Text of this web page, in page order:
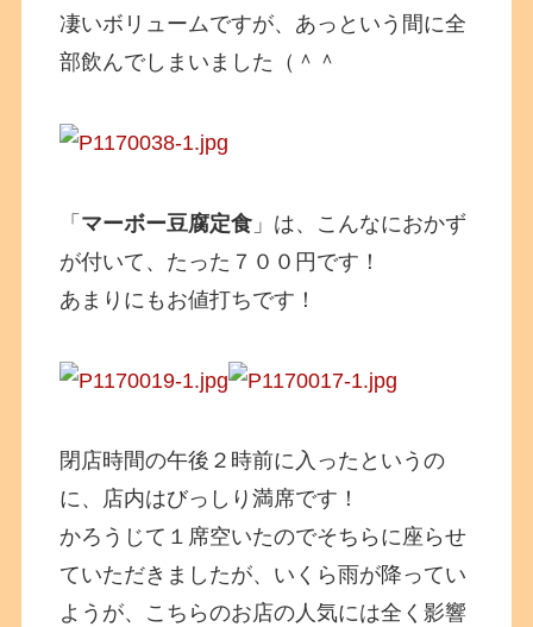
凄いボリュームですが、あっという間に全
部飲んでしまいました（＾＾
「 マーボー豆腐定食 」は、こんなにおかず
が付いて、たった７００円です！
あまりにもお値打ちです！
閉店時間の午後２時前に入ったというの
に、店内はびっしり満席です！
かろうじて１席空いたのでそちらに座らせ
ていただきましたが、いくら雨が降ってい
ようが、こちらのお店の人気には全く影響